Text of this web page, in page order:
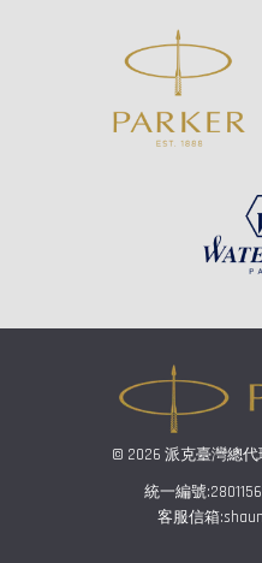
© 2026 派克臺灣總代
統一編號
客服信箱